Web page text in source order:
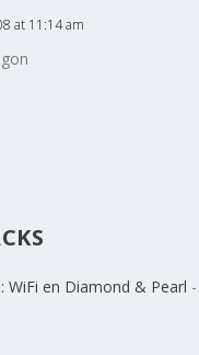
at 11:14 am
WiFi en Diamond & Pearl